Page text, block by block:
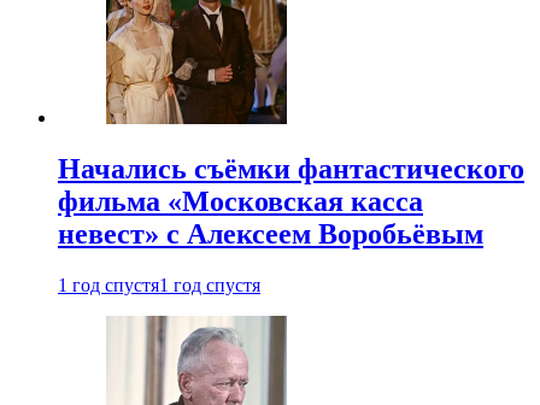
Начались съёмки фантастического
фильма «Московская касса
невест» с Алексеем Воробьёвым
1 год спустя1 год спустя